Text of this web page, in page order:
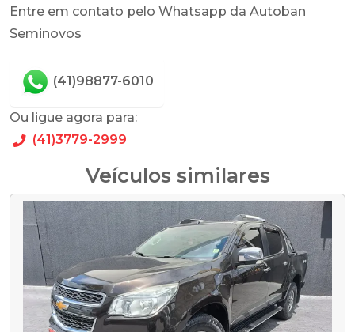
Entre em contato pelo Whatsapp da Autoban
Seminovos
(41)98877-6010
Ou ligue agora para:
(41)3779-2999
Veículos similares